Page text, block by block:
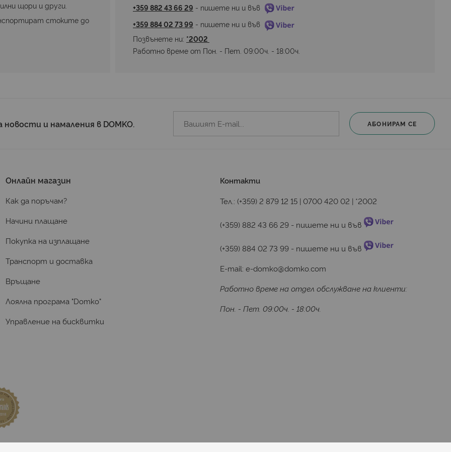
щори и други.
стоките до
+359 882 43 66 29 - пишете ни и във
+359 884 02 73 99 - пишете ни и във
Позвънете ни: *2002
Работно време от Пон. - Пет. 09:00ч. - 18:00ч.
и намаления в DOMKO. АБОНИРАМ СЕ
Онлайн магазин
Как да поръчам?
Начини плащане
Покупка на изплащане
Транспорт и доставка
Връщане
Лоялна програма "Domko"
Управление на бисквитки
Контакти
Тел.:(+359) 2 879 12 15 |0700 420 02 | *2002
(+359) 882 43 66 29 - пишете ни и във
(+359) 884 02 73 99 - пишете ни и във
E-mail:e-domko@domko.com
Работно време на отдел обслужване на клиенти:
Пон. - Пет. 09:00ч. - 18:00ч.